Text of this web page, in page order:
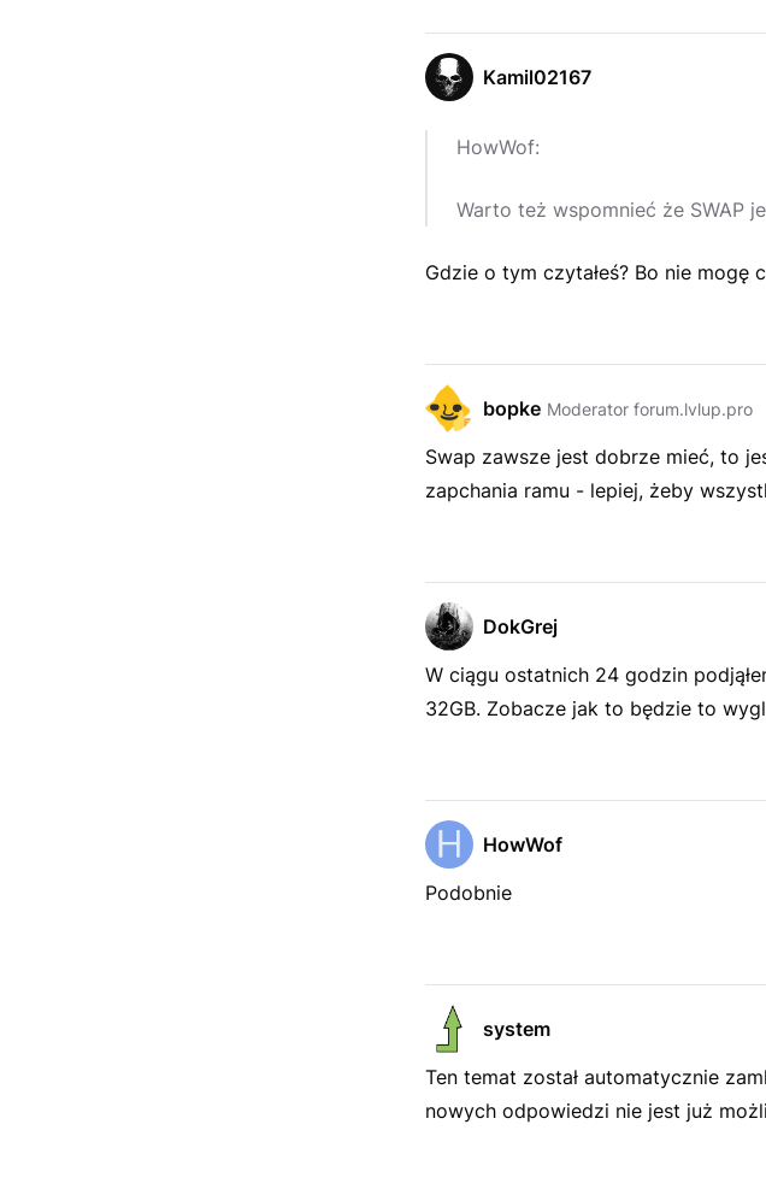
Kamil02167
HowWof:
Warto też wspomnieć że SWAP
Gdzie o tym czytałeś? Bo nie mogę
bopke Moderator forum.lvlup.pro
Swap zawsze jest dobrze mieć, to
zapchania ramu - lepiej, żeby
DokGrej
W ciągu ostatnich 24 godzin
32GB. Zobacze jak to będzie to
HowWof
Podobnie
system
Ten temat został automatycznie
nowych odpowiedzi nie jest już